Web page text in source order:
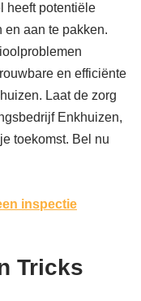
heeft potentiële
en aan te pakken.
en efficiënte
Laat de zorg
Enkhuizen,
toekomst. Bel nu
inspectie
Tricks